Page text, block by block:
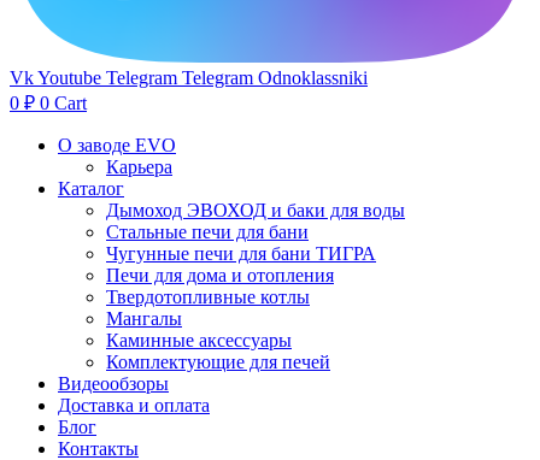
VkYoutube Telegram Telegram Odnoklassniki
0 ₽ 0 Cart
О заводе EVO
Карьера
Каталог
Дымоход ЭВОХОД и баки для воды
Стальные печи для бани
Чугунные печи для бани ТИГРА
Печи для дома и отопления
Твердотопливные котлы
Мангалы
Каминные аксессуары
Комплектующие для печей
Видеообзоры
Доставка и оплата
Блог
Контакты